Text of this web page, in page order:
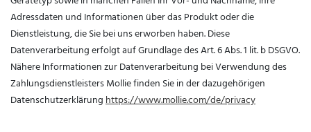
Adressdaten und Informationen über das Produkt oder die
Dienstleistung, die Sie bei uns erworben haben. Diese
Datenverarbeitung erfolgt auf Grundlage des Art. 6 Abs. 1 lit. b DSGVO.
Nähere Informationen zur Datenverarbeitung bei Verwendung des
Zahlungsdienstleisters Mollie finden Sie in der dazugehörigen
Datenschutzerklärunghttps://www.mollie.com/de/privacy